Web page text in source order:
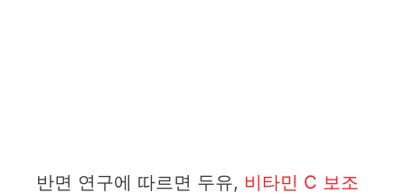
반면 연구에 따르면 두유, 비타민 C 보조